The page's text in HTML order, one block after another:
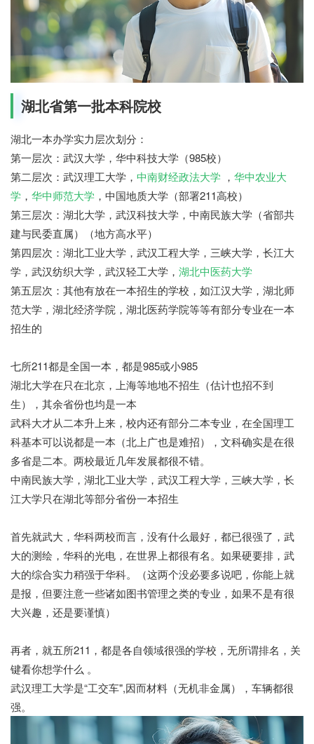
湖北省第一批本科院校
湖北一本办学实力层次划分：
第一层次：武汉大学，华中科技大学（985校）
第二层次：武汉理工大学， 中南财经政法大学 ， 华中农业大
学 ， 华中师范大学 ，中国地质大学（部署211高校）
第三层次：湖北大学，武汉科技大学，中南民族大学（省部共
建与民委直属）（地方高水平）
第四层次：湖北工业大学，武汉工程大学，三峡大学，长江大
学，武汉纺织大学，武汉轻工大学， 湖北中医药大学
第五层次：其他有放在一本招生的学校，如江汉大学，湖北师
范大学，湖北经济学院，湖北医药学院等等有部分专业在一本
招生的
七所211都是全国一本，都是985或小985
湖北大学在只在北京，上海等地地不招生（估计也招不到
生），其余省份也均是一本
武科大才从二本升上来，校内还有部分二本专业，在全国理工
科基本可以说都是一本（北上广也是难招），文科确实是在很
多省是二本。两校最近几年发展都很不错。
中南民族大学，湖北工业大学，武汉工程大学，三峡大学，长
江大学只在湖北等部分省份一本招生
首先就武大，华科两校而言，没有什么最好，都已很强了，武
大的测绘，华科的光电，在世界上都很有名。如果硬要排，武
大的综合实力稍强于华科。（这两个没必要多说吧，你能上就
是报，但要注意一些诸如图书管理之类的专业，如果不是有很
大兴趣，还是要谨慎）
再者，就五所211，都是各自领域很强的学校，无所谓排名，关
键看你想学什么 。
武汉理工大学是“工交车",因而材料（无机非金属），车辆都很
强。